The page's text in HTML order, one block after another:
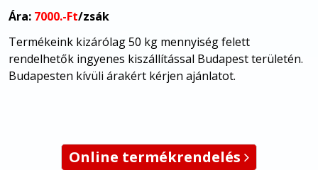
Ára: 7000.-Ft/zsák
Termékeink kizárólag 50 kg mennyiség felett
rendelhetők ingyenes kiszállítással Budapest területén.
Budapesten kívüli árakért kérjen ajánlatot.
Online termékrendelés 